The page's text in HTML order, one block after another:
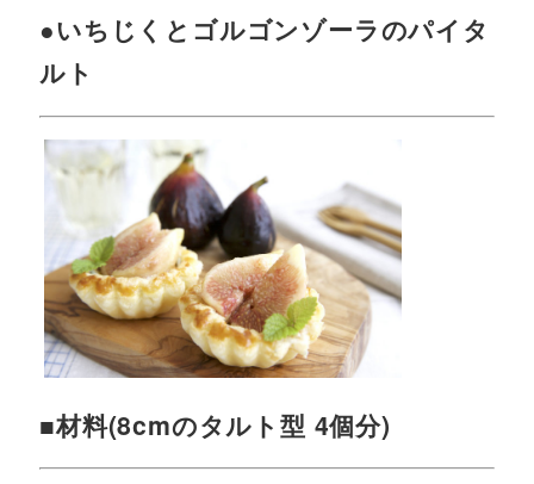
●いちじくとゴルゴンゾーラのパイタ
ルト
■材料(8cmのタルト型 4個分)